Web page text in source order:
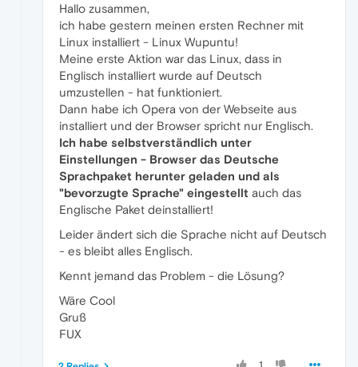
Hallo zusammen,
ich habe gestern meinen ersten Rechner mit
Linux installiert - Linux Wupuntu!
Meine erste Aktion war das Linux, dass in
Englisch installiert wurde auf Deutsch
umzustellen - hat funktioniert.
Dann habe ich Opera von der Webseite aus
installiert und der Browser spricht nur Englisch.
Ich habe selbstverständlich unter
Einstellungen - Browser das Deutsche
Sprachpaket herunter geladen und als
"bevorzugte Sprache" eingestellt auch das
Englische Paket deinstalliert!
Leider ändert sich die Sprache nicht auf Deutsch
- es bleibt alles Englisch.
Kennt jemand das Problem - die Lösung?
Wäre Cool
Gruß
FUX